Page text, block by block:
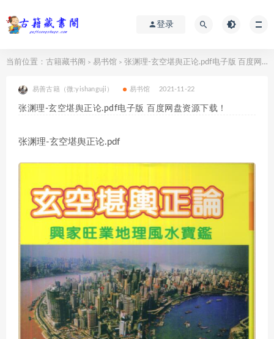
登录
当前位置： 古籍藏书阁 > 易书馆 > 张渊理-玄空堪舆正论.pdf电子版 百度网盘资源下载！
易善古籍（微:yishanguji） 易书馆 2021-11-22
张渊理-玄空堪舆正论.pdf电子版 百度网盘资源下载！
张渊理-玄空堪舆正论.pdf